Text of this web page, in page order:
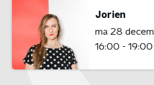
Jorien
ma 28
16:00 - 19:00